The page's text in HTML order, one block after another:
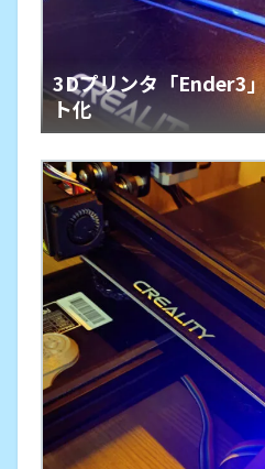
3Dプリンタ「Ender3
ト化